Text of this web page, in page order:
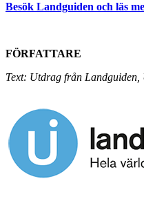
Besök Landguiden och läs
FÖRFATTARE
Text: Utdrag från